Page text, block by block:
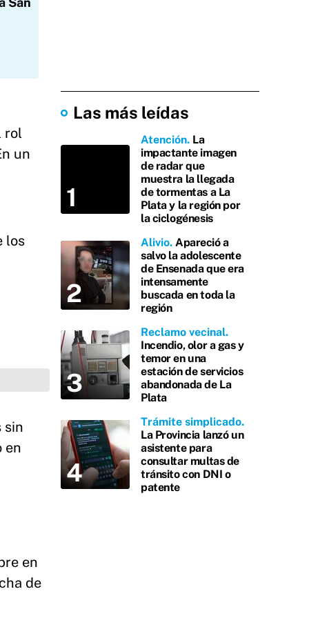
rol
un
los
sin
en
en
de
Las más leídas
Atención La
impactante imagen
de radar que
muestra la llegada
de tormentas a La
Plata y la región por
la ciclogénesis
Alivio Apareció a
salvo la adolescente
de Ensenada que era
intensamente
buscada en toda la
región
Reclamo vecinal
Incendio, olor a gas y
temor en una
estación de servicios
abandonada de La
Plata
Trámite simplicado
La Provincia lanzó un
asistente para
consultar multas de
tránsito con DNI o
patente